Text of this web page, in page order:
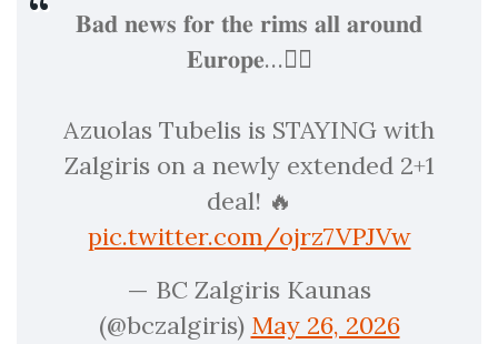
𝐁𝐚𝐝 𝐧𝐞𝐰𝐬 𝐟𝐨𝐫 𝐭𝐡𝐞 𝐫𝐢𝐦𝐬 𝐚𝐥𝐥 𝐚𝐫𝐨𝐮𝐧𝐝
𝐄𝐮𝐫𝐨𝐩𝐞…😮‍💨
Azuolas Tubelis is STAYING with
Zalgiris on a newly extended 2+1
deal! 🔥
pic.twitter.com/ojrz7VPJVw
— BC Zalgiris Kaunas
(@bczalgiris) May 26, 2026